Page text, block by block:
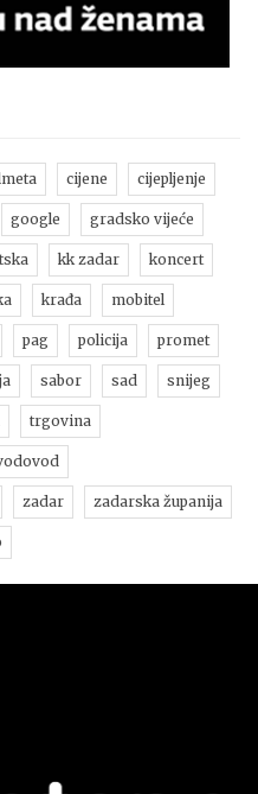
cijene cijepljenje
google gradsko vijeće
kk zadar koncert
krađa mobitel
pag policija promet
sabor sad snijeg
trgovina
zadar zadarska županija